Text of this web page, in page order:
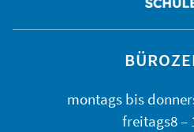
montags bis
freitags8 –